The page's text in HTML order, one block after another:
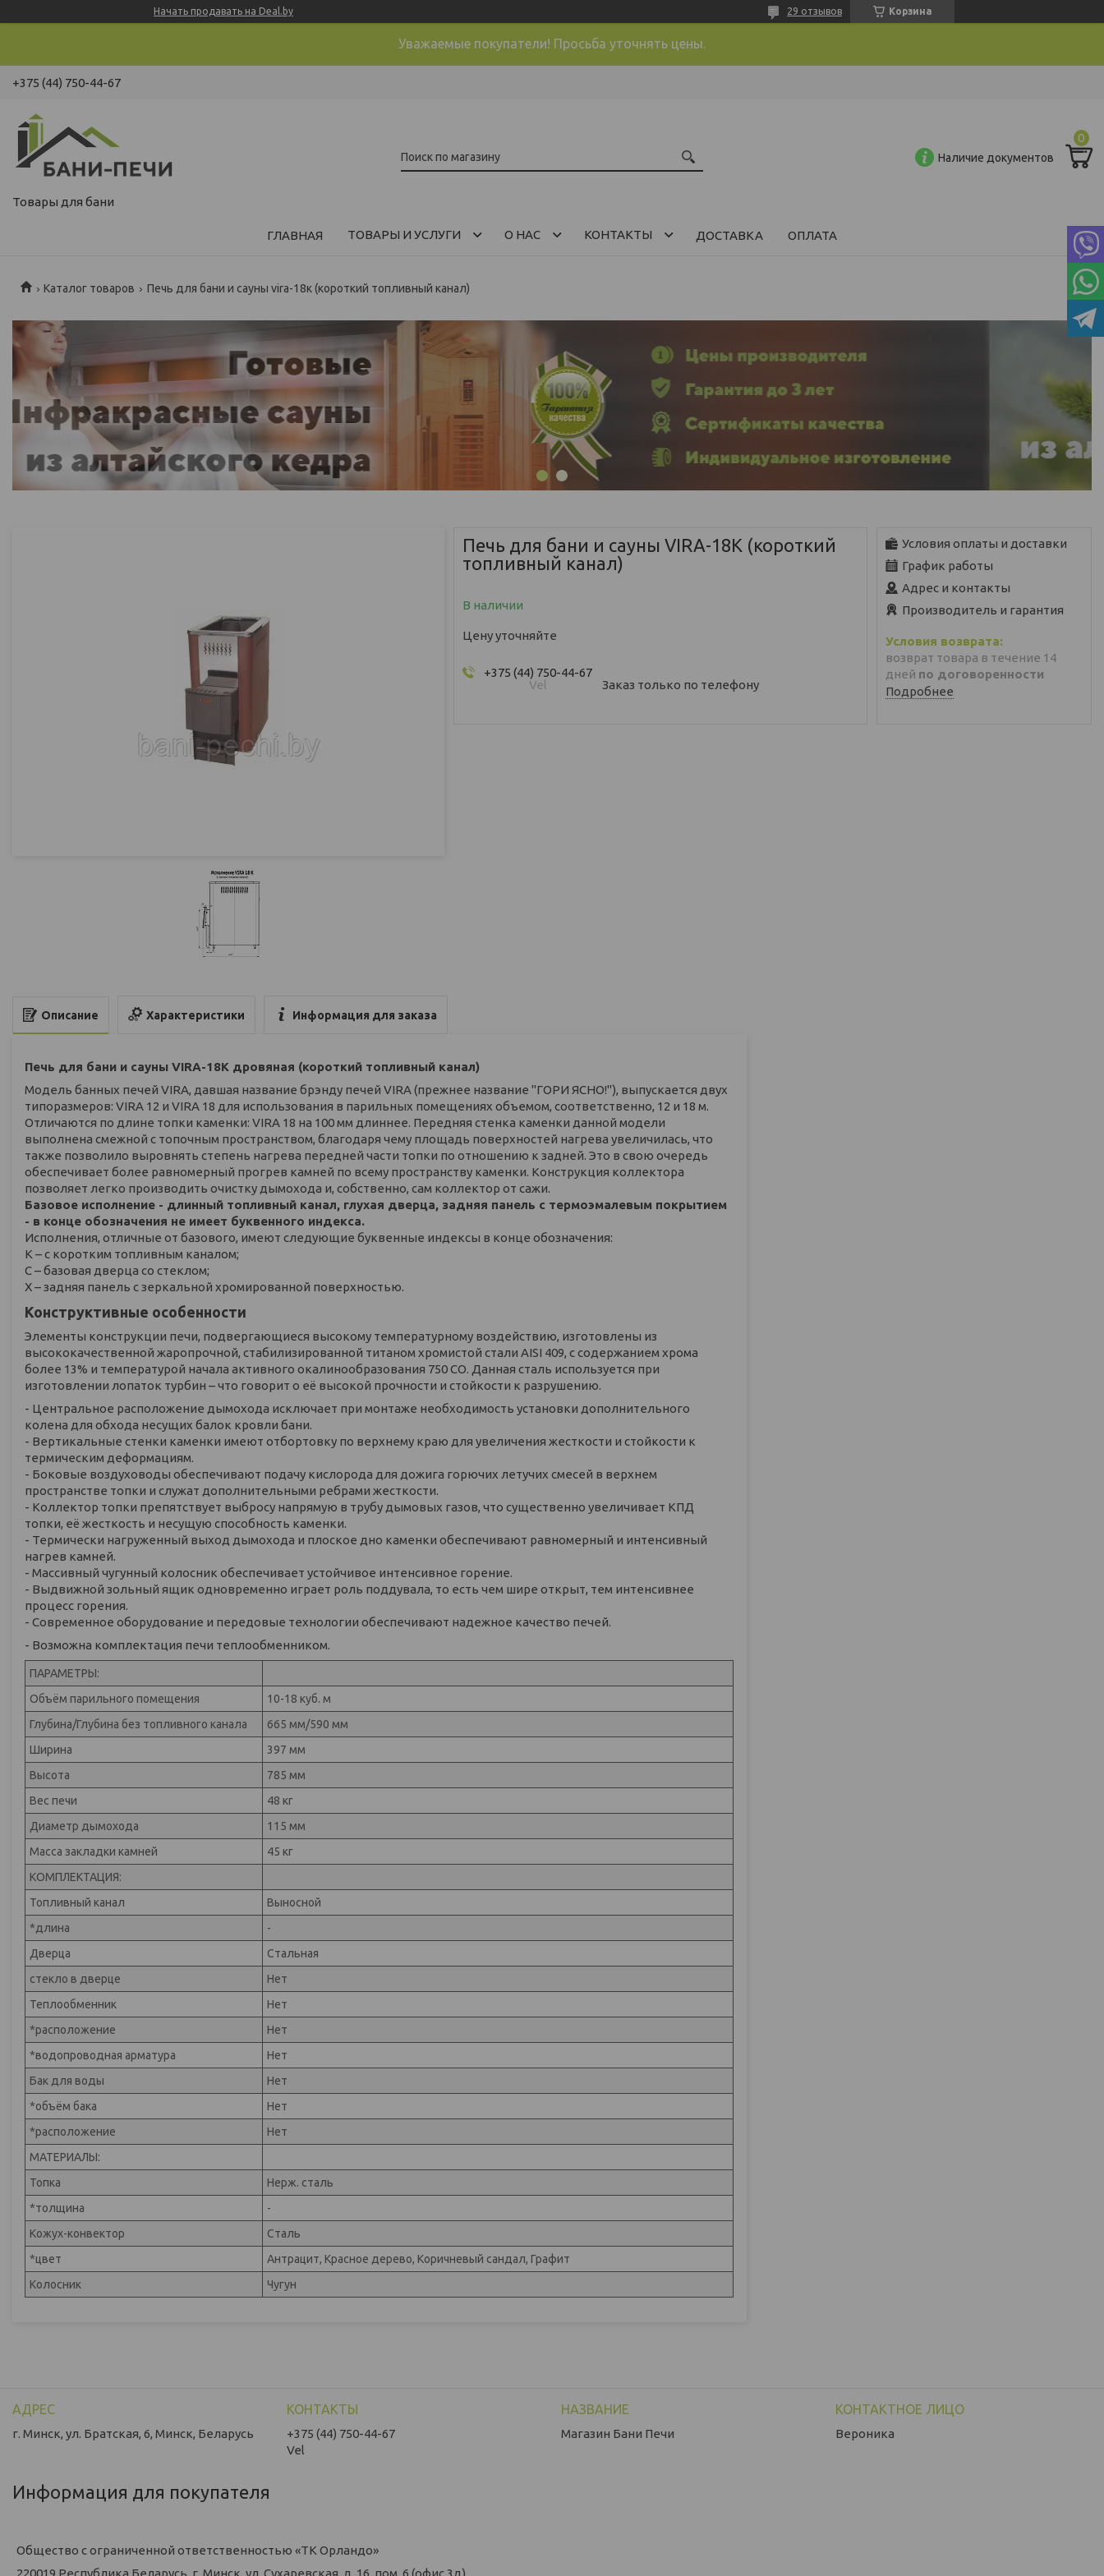
Начать продавать на Deal.by Корзина
29 отзывов
Уважаемые покупатели! Просьба уточнять цены.
+375 (44) 750-44-67
Товары для бани
Наличие документов
ГЛАВНАЯ ТОВАРЫ И УСЛУГИ О НАС КОНТАКТЫ ДОСТАВКА ОПЛАТА
Каталог товаров Печь для бани и сауны vira-18к (короткий топливный канал)
Печь для бани и сауны VIRA-18К (короткий
топливный канал)
В наличии
Цену уточняйте
+375 (44) 750-44-67
Vel
Заказ только по телефону
Условия оплаты и доставки
График работы
Адрес и контакты
Производитель и гарантия
возврат товара в течение 14
дней по договоренности
Подробнее
Описание Характеристики Информация для заказа
Печь для бани и сауны VIRA-18К дровяная (короткий топливный канал)
Модель банных печей VIRA, давшая название брэнду печей VIRA (прежнее название "ГОРИ ЯСНО!"), выпускается двух
типоразмеров: VIRA 12 и VIRA 18 для использования в парильных помещениях объемом, соответственно, 12 и 18 м.
Отличаются по длине топки каменки: VIRA 18 на 100 мм длиннее. Передняя стенка каменки данной модели
выполнена смежной с топочным пространством, благодаря чему площадь поверхностей нагрева увеличилась, что
также позволило выровнять степень нагрева передней части топки по отношению к задней. Это в свою очередь
обеспечивает более равномерный прогрев камней по всему пространству каменки. Конструкция коллектора
позволяет легко производить очистку дымохода и, собственно, сам коллектор от сажи.
Базовое исполнение - длинный топливный канал, глухая дверца, задняя панель с термоэмалевым покрытием
- в конце обозначения не имеет буквенного индекса.
Исполнения, отличные от базового, имеют следующие буквенные индексы в конце обозначения:
К – с коротким топливным каналом;
С – базовая дверца со стеклом;
Х – задняя панель с зеркальной хромированной поверхностью.
Конструктивные особенности
Элементы конструкции печи, подвергающиеся высокому температурному воздействию, изготовлены из
высококачественной жаропрочной, стабилизированной титаном хромистой стали AISI 409, с содержанием хрома
более 13% и температурой начала активного окалинообразования 750 СО. Данная сталь используется при
изготовлении лопаток турбин – что говорит о её высокой прочности и стойкости к разрушению.
- Центральное расположение дымохода исключает при монтаже необходимость установки дополнительного
колена для обхода несущих балок кровли бани.
- Вертикальные стенки каменки имеют отбортовку по верхнему краю для увеличения жесткости и стойкости к
термическим деформациям.
- Боковые воздуховоды обеспечивают подачу кислорода для дожига горючих летучих смесей в верхнем
пространстве топки и служат дополнительными ребрами жесткости.
- Коллектор топки препятствует выбросу напрямую в трубу дымовых газов, что существенно увеличивает КПД
топки, её жесткость и несущую способность каменки.
- Термически нагруженный выход дымохода и плоское дно каменки обеспечивают равномерный и интенсивный
нагрев камней.
- Массивный чугунный колосник обеспечивает устойчивое интенсивное горение.
- Выдвижной зольный ящик одновременно играет роль поддувала, то есть чем шире открыт, тем интенсивнее
процесс горения.
- Современное оборудование и передовые технологии обеспечивают надежное качество печей.
- Возможна комплектация печи теплообменником.
ПАРАМЕТРЫ:
Объём парильного помещения
10-18 куб. м
Глубина/Глубина без топливного канала
665 мм/590 мм
Ширина
397 мм
Высота
785 мм
Вес печи
48 кг
Диаметр дымохода
115 мм
Масса закладки камней
45 кг
КОМПЛЕКТАЦИЯ:
Топливный канал
Выносной
*длина
-
Дверца
Стальная
стекло в дверце
Нет
Теплообменник
Нет
*расположение
Нет
*водопроводная арматура
Нет
Бак для воды
Нет
*объём бака
Нет
*расположение
Нет
МАТЕРИАЛЫ:
Топка
Нерж. сталь
*толщина
-
Кожух-конвектор
Сталь
*цвет
Антрацит, Красное дерево, Коричневый сандал, Графит
Колосник
Чугун
г. Минск, ул. Братская, 6, Минск, Беларусь
+375 (44) 750-44-67
Vel
Магазин Бани Печи Вероника
Информация для покупателя
Общество с ограниченной ответственностью «ТК Орландо»